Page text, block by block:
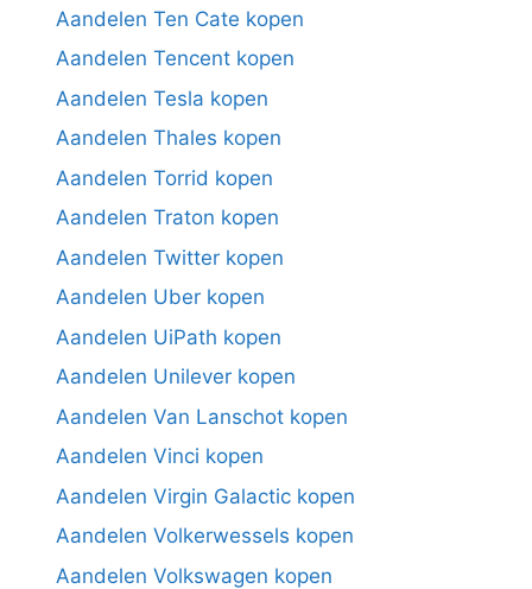
Aandelen Ten Cate kopen
Aandelen Tencent kopen
Aandelen Tesla kopen
Aandelen Thales kopen
Aandelen Torrid kopen
Aandelen Traton kopen
Aandelen Twitter kopen
Aandelen Uber kopen
Aandelen UiPath kopen
Aandelen Unilever kopen
Aandelen Van Lanschot kopen
Aandelen Vinci kopen
Aandelen Virgin Galactic kopen
Aandelen Volkerwessels kopen
Aandelen Volkswagen kopen